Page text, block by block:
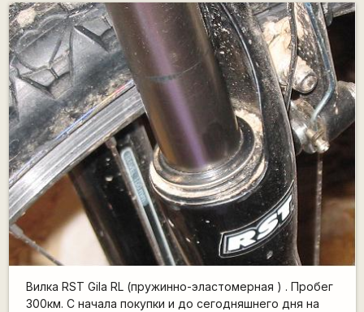
Вилка RST Gila RL (пружинно-эластомерная ) . Пробег
300км. С начала покупки и до сегодняшнего дня на